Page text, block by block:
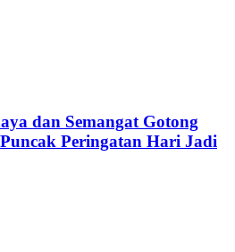
dan Semangat Gotong
Peringatan Hari Jadi